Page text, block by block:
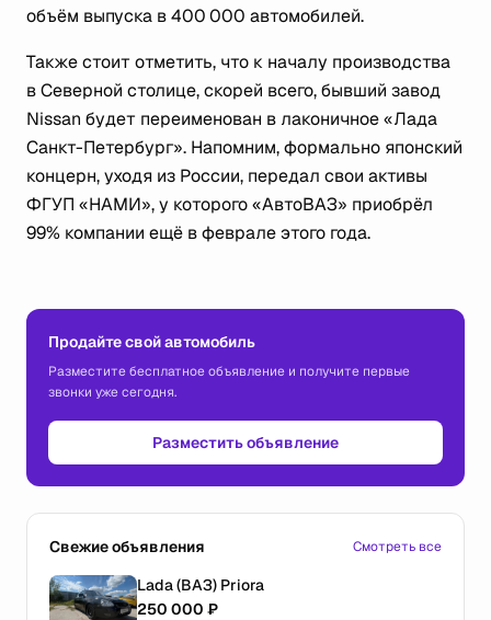
объём выпуска в 400 000 автомобилей.
Также стоит отметить, что к началу производства
в Северной столице, скорей всего, бывший завод
Nissan будет переименован в лаконичное «Лада
Санкт-Петербург». Напомним, формально японский
концерн, уходя из России, передал свои активы
ФГУП «НАМИ», у которого «АвтоВАЗ» приобрёл
99% компании ещё в феврале этого года.
Продайте свой автомобиль
Разместите бесплатное объявление и получите первые
звонки уже сегодня.
Разместить объявление
Свежие объявления Смотреть все
Lada (ВАЗ) Priora
250 000 ₽